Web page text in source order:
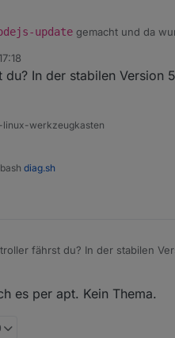
update
In der stabilen Version
werkzeugkasten
diag.sh
fährst du? In der stabilen
es per apt. Kein Thema.